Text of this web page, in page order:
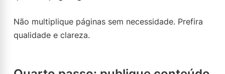
Não multiplique páginas sem necessidade. Prefira
qualidade e clareza.